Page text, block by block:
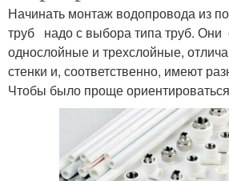
Начинать монтаж водопровода из
труб надо с выбора типа труб. Они
однослойные и трехслойные,
стенки и, соответственно, имеют
Чтобы было проще